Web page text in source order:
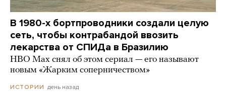
В 1980-х бортпроводники создали целую
сеть, чтобы контрабандой ввозить
лекарства от СПИДа в Бразилию
HBO Max снял об этом сериал — его называют
новым «Жарким соперничеством»
ИСТОРИИ день назад